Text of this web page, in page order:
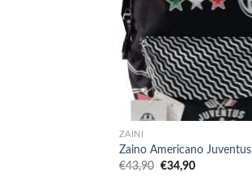
ZAINI
Zaino Americano Juventus
€43,90 Il
€34,90Il